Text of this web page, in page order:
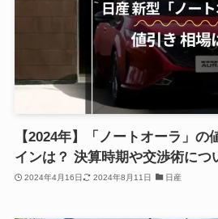
【2024年】「ノートオーラ」の
インは？ 決算時期や交渉術につ
2024年4月16日 2024年8月11日 日産